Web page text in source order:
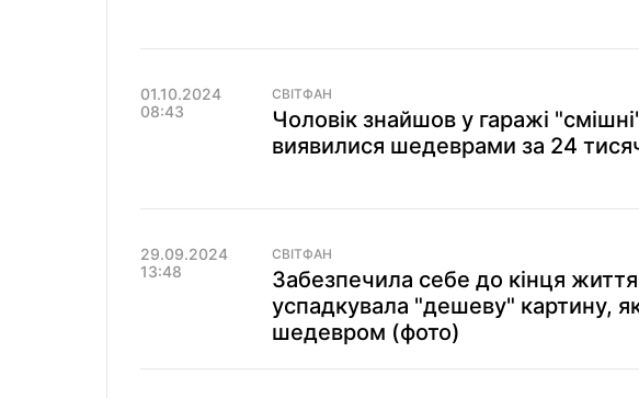
01.10.2024
08:43
СВІТФАН
Чоловік знайшов у гаражі
виявилися шедеврами за 24
29.09.2024
13:48
СВІТФАН
Забезпечила себе до кінця
успадкувала "дешеву" картину,
шедевром (фото)